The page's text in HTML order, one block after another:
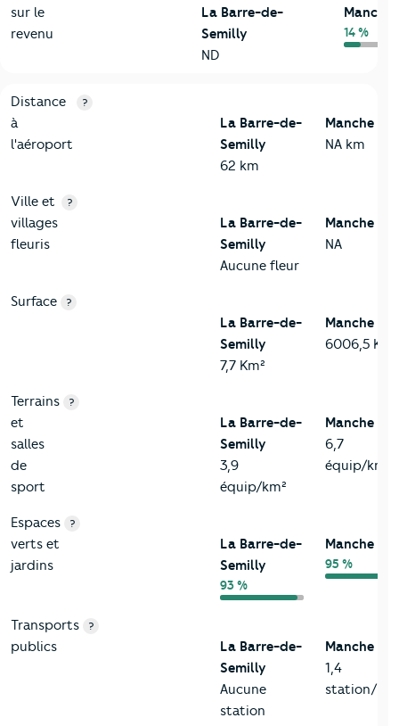
sur le
revenu
La Barre-de-
Semilly
ND
Manche
14 %
3-Environnement
Critères La Barre-de-Semilly
Distance
à
l'aéroport
?
La Barre-de-
Semilly
62 km
Manche
NA km
Ville et
villages
fleuris
?
La Barre-de-
Semilly
Aucune fleur
Manche
NA
Surface ?
La Barre-de-
Semilly
7,7 Km²
Manche
6006,5 Km²
Terrains
et
salles
de
sport
?
La Barre-de-
Semilly
3,9
équip/km²
Manche
6,7
équip/km²
Espaces
verts et
jardins
?
La Barre-de-
Semilly
93 %
Manche
95 %
Transports
publics
?
La Barre-de-
Semilly
Aucune
station
Manche
1,4
station/